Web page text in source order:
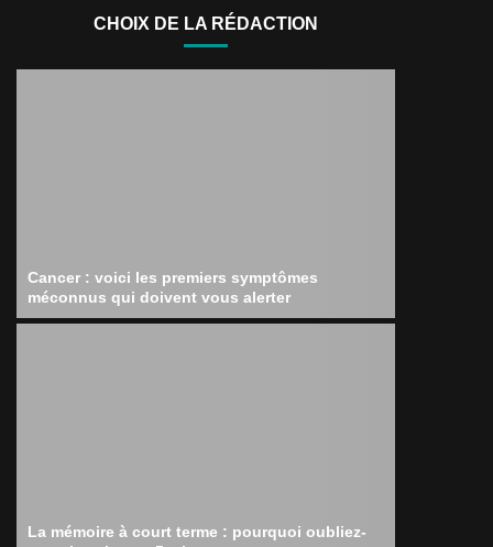
CHOIX DE LA RÉDACTION
Cancer : voici les premiers symptômes
méconnus qui doivent vous alerter
La mémoire à court terme : pourquoi oubliez-